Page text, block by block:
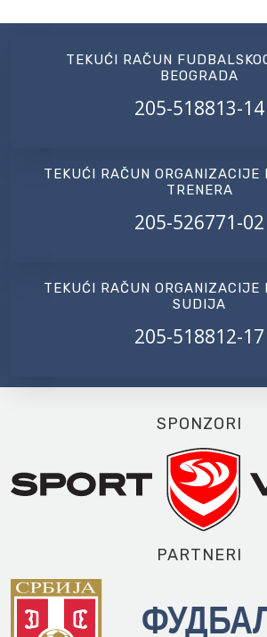
TEKUĆI RAČUN
BEOGRADA
205-518813-14
TEKUĆI RAČUN ORGANIZACIJE
TRENERA
205-526771-02
TEKUĆI RAČUN ORGANIZACIJE
SUDIJA
205-518812-17
SPONZORI
PARTNERI